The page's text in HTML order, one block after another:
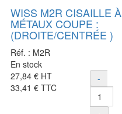
WISS M2R CISAILLE À
MÉTAUX COUPE :
(DROITE/CENTRÉE )
Réf. : M2R
En stock
27,84 €HT
33,41 €TTC
-